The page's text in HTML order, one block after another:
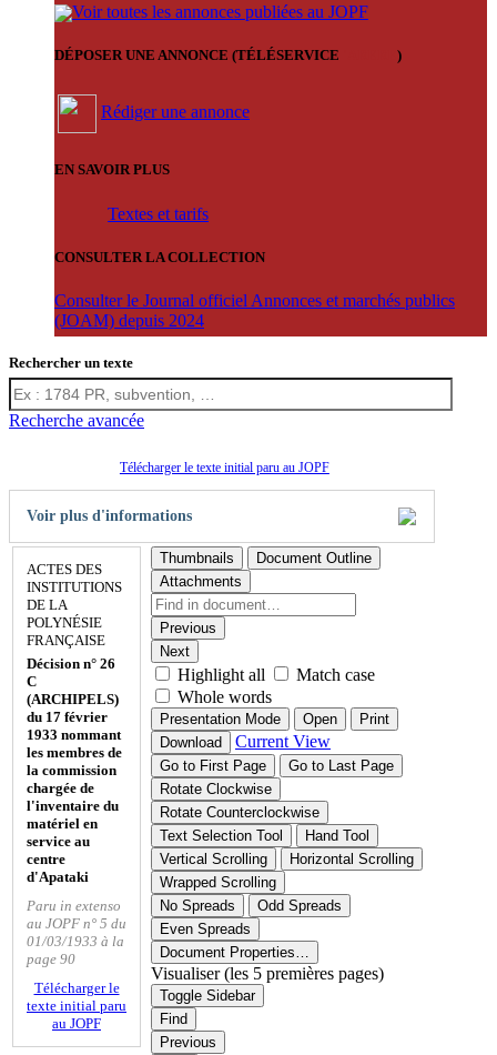
Voir toutes les annonces publiées au JOPF
DÉPOSER UNE ANNONCE (TÉLÉSERVICE )
Rédiger une annonce
EN SAVOIR PLUS
Textes et tarifs
CONSULTER LA COLLECTION
Consulter le Journal officiel Annonces et marchés publics
(JOAM) depuis 2024
Rechercher un texte
Recherche avancée
Télécharger le texte initial paru au JOPF
Voir plus d'informations
ACTES DES
INSTITUTIONS
DE LA
POLYNÉSIE
FRANÇAISE
Décision n° 26
C
(ARCHIPELS)
du 17 février
1933 nommant
les membres de
la commission
chargée de
l'inventaire du
matériel en
service au
centre
d'Apataki
Paru in extenso
au JOPF n° 5 du
01/03/1933 à la
page 90
Télécharger le
texte initial paru
au JOPF
Thumbnails
Document Outline
Attachments
Previous
Next
Highlight all
Match case
Whole words
Presentation Mode Open
Print
Download
Current View
Go to First Page
Go to Last Page
Rotate Clockwise
Rotate Counterclockwise
Text Selection Tool
Hand Tool
Vertical Scrolling
Horizontal Scrolling
Wrapped Scrolling
No Spreads
Odd Spreads
Even Spreads
Document Properties…
Visualiser (les 5 premières pages)
Toggle Sidebar
Find
Previous